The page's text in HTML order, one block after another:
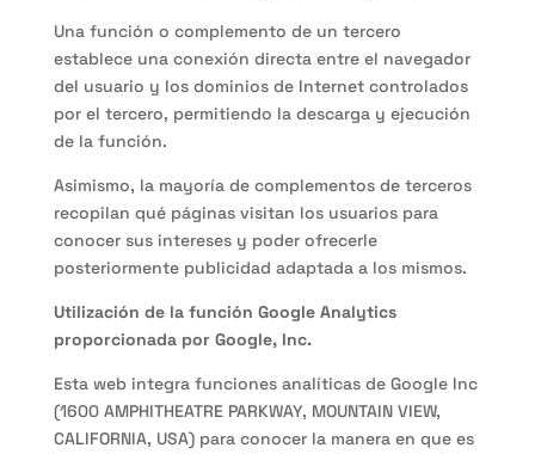
Una función o complemento de un tercero
establece una conexión directa entre el navegador
del usuario y los dominios de Internet controlados
por el tercero, permitiendo la descarga y ejecución
de la función.
Asimismo, la mayoría de complementos de terceros
recopilan qué páginas visitan los usuarios para
conocer sus intereses y poder ofrecerle
posteriormente publicidad adaptada a los mismos.
Utilización de la función Google Analytics
proporcionada por Google, Inc.
Esta web integra funciones analíticas de Google Inc
(1600 AMPHITHEATRE PARKWAY, MOUNTAIN VIEW,
CALIFORNIA, USA) para conocer la manera en que es